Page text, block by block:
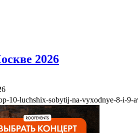
2026
10-luchshix-sobytij-na-vyxodnye-8-i-9-